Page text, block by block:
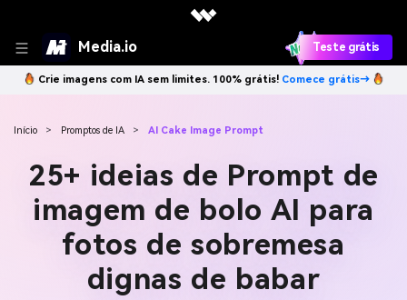
Media.io Teste grátis
Crie imagens com IA sem limites. 100% grátis! Comece grátis→
Início > Promptos de IA > AI Cake Image Prompt
25+ ideias de Prompt de
imagem de bolo AI para
fotos de sobremesa
dignas de babar